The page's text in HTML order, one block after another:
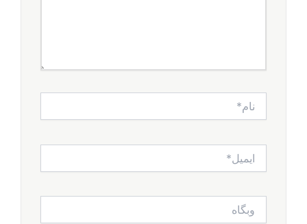
ایمیل*